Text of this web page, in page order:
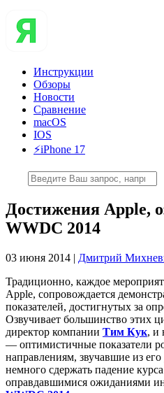
Инструкции
Обзоры
Новости
Сравнение
macOS
IOS
⚡️iPhone 17
Достижения Apple,
WWDC 2014
03 июня 2014 | Дмитрий
Традиционно, каждое
Apple, сопровождается
показателей, достигнутых за
Озвучивает большинство этих
директор компании Тим Кук, и
— оптимистичные показатели
направлениям, звучавшие из
немного сдержать падение
оправдавшимися ожиданиями